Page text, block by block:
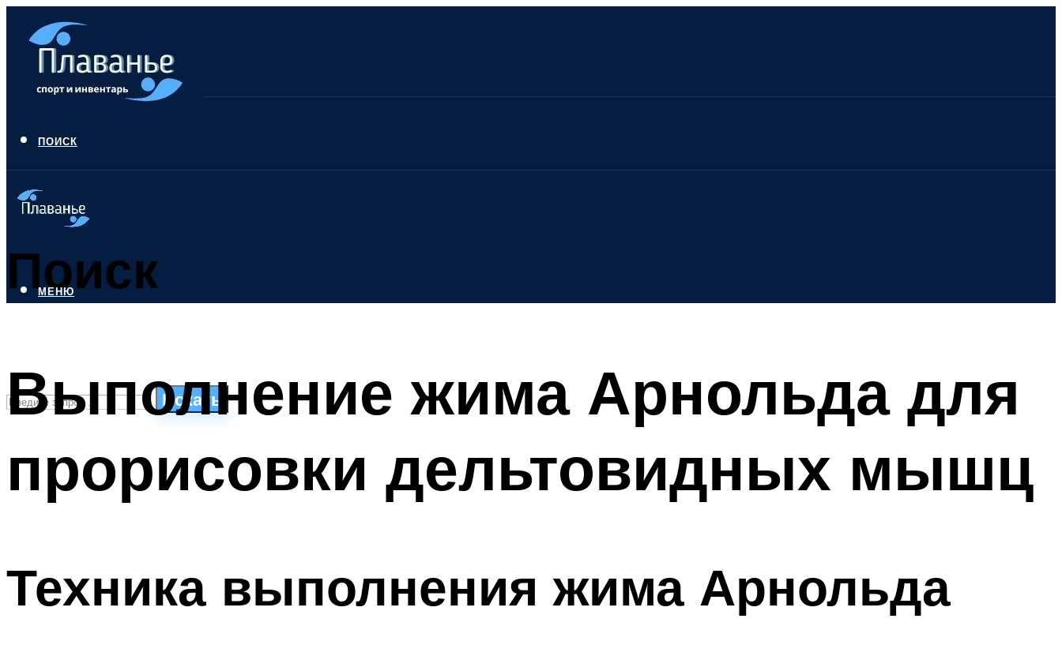
ПОИСК
Поиск
Искать
ПЛАВАНЬЕ ДЛЯ ДЕТЕЙ
ПЛАВАНЬЕ ДЛЯ ПОХУДЕНИЯ
МЕНЮ
МЕНЮ
Выполнение жима Арнольда для
прорисовки дельтовидных мышц
Техника выполнения жима Арнольда